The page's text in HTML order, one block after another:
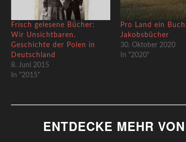
Frisch gelesene Bücher:
Wir Unsichtbaren.
Geschichte der Polen in
Deutschland
8. Juni 2015
In "2015"
Pro Land ein
Jakobsbücher
30. Oktober 2020
In "2020"
ENTDECKE MEHR